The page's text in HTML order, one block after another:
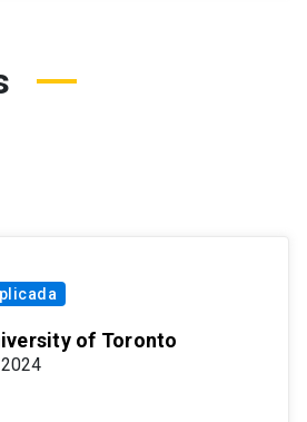
of Toronto